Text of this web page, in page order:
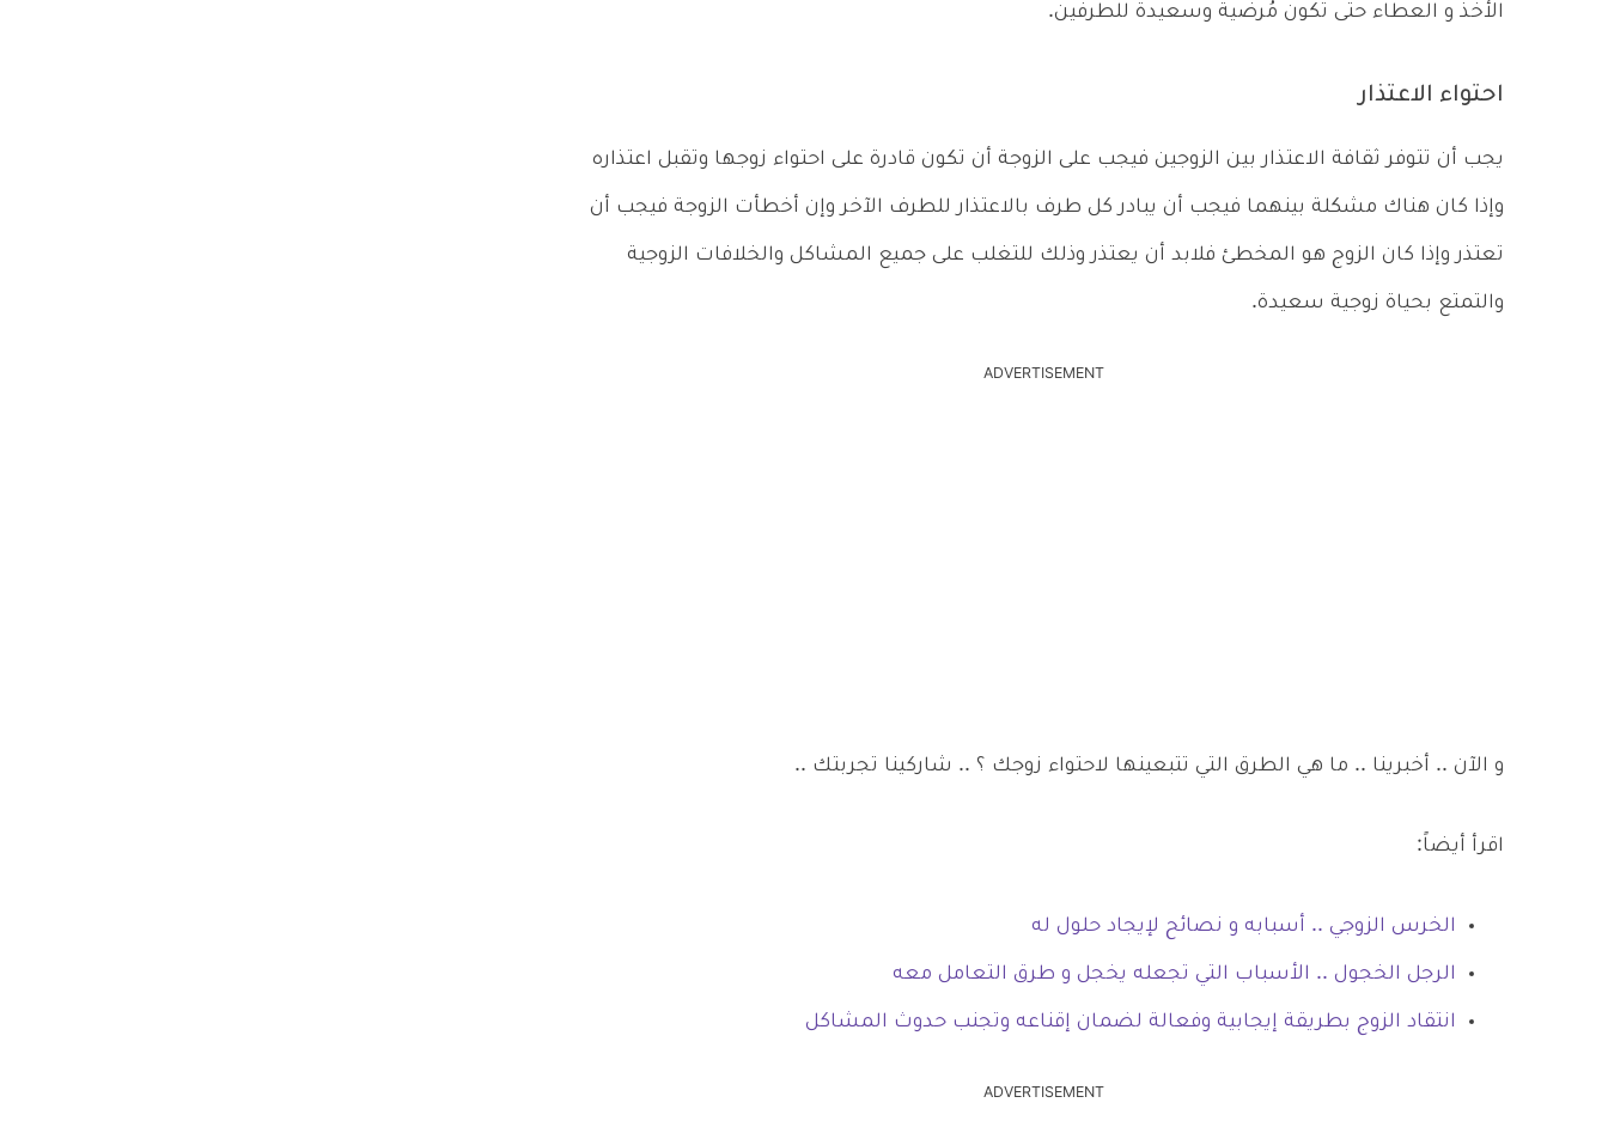
الأخذ و العطاء حتى تكون مُرضية وسعيدة للطرفين.
احتواء الاعتذار
يجب أن تتوفر ثقافة الاعتذار بين الزوجين فيجب على الزوجة أن تكون قادرة على احتواء زوجها وتقبل اعتذاره
وإذا كان هناك مشكلة بينهما فيجب أن يبادر كل طرف بالاعتذار للطرف الآخر وإن أخطأت الزوجة فيجب أن
تعتذر وإذا كان الزوج هو المخطئ فلابد أن يعتذر وذلك للتغلب على جميع المشاكل والخلافات الزوجية
والتمتع بحياة زوجية سعيدة.
ADVERTISEMENT
و الآن .. أخبرينا .. ما هي الطرق التي تتبعينها لاحتواء زوجك ؟ .. شاركينا تجربتك ..
اقرأ أيضاً:
الخرس الزوجي .. أسبابه و نصائح لإيجاد حلول له
الرجل الخجول .. الأسباب التي تجعله يخجل و طرق التعامل معه
انتقاد الزوج بطريقة إيجابية وفعالة لضمان إقناعه وتجنب حدوث المشاكل
ADVERTISEMENT